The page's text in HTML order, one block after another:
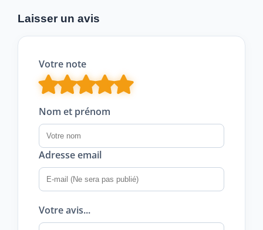
Laisser un avis
Votre note
Nom et prénom
Adresse email
Votre avis...